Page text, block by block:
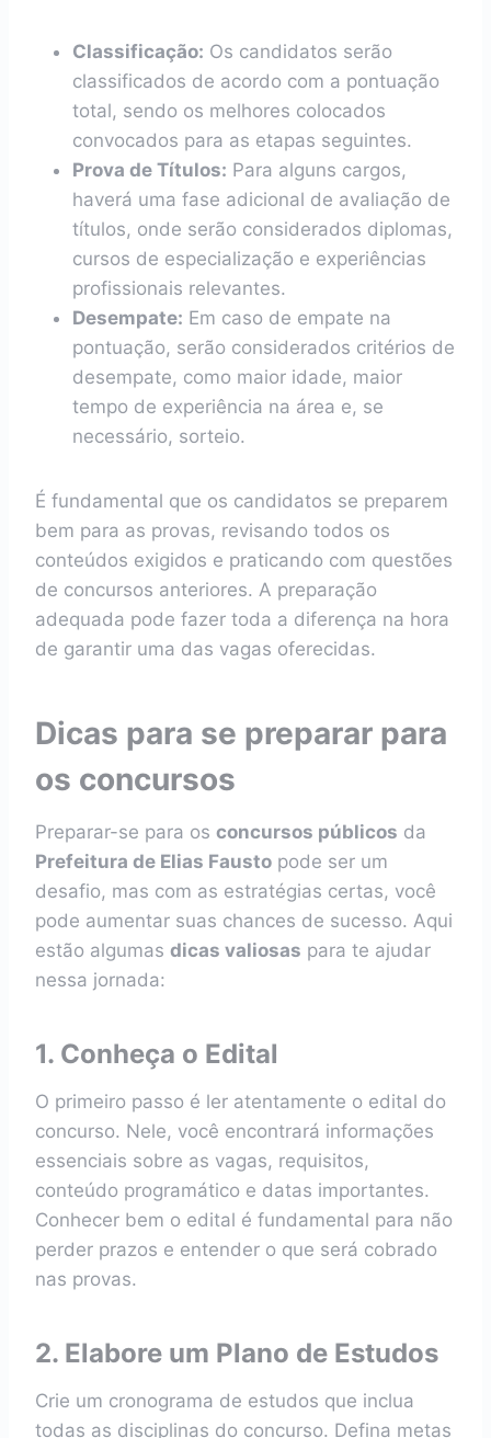
Classificação: Os candidatos serão
classificados de acordo com a pontuação
total, sendo os melhores colocados
convocados para as etapas seguintes.
Prova de Títulos: Para alguns cargos,
haverá uma fase adicional de avaliação de
títulos, onde serão considerados diplomas,
cursos de especialização e experiências
profissionais relevantes.
Desempate: Em caso de empate na
pontuação, serão considerados critérios de
desempate, como maior idade, maior
tempo de experiência na área e, se
necessário, sorteio.
É fundamental que os candidatos se preparem
bem para as provas, revisando todos os
conteúdos exigidos e praticando com questões
de concursos anteriores. A preparação
adequada pode fazer toda a diferença na hora
de garantir uma das vagas oferecidas.
Dicas para se preparar para
os concursos
Preparar-se para os concursos públicos da
Prefeitura de Elias Fausto pode ser um
desafio, mas com as estratégias certas, você
pode aumentar suas chances de sucesso. Aqui
estão algumas dicas valiosas para te ajudar
nessa jornada:
1. Conheça o Edital
O primeiro passo é ler atentamente o edital do
concurso. Nele, você encontrará informações
essenciais sobre as vagas, requisitos,
conteúdo programático e datas importantes.
Conhecer bem o edital é fundamental para não
perder prazos e entender o que será cobrado
nas provas.
2. Elabore um Plano de Estudos
Crie um cronograma de estudos que inclua
todas as disciplinas do concurso. Defina metas